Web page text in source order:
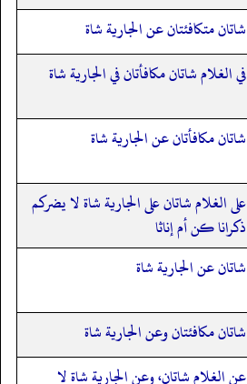
شاتان متكافئتان عن الجارية شاة
في الغلام شاتان مكافأتان في الجارية شاة
شاتان مكافأتان عن الجارية شاة
على الغلام شاتان على الجارية شاة لا يضركم
ذكرانا كن أم إناثا
شاتان عن الجارية شاة
شاتان مكافئتان وعن الجارية شاة
عن الغلام شاتان، وعن الجارية شاة لا